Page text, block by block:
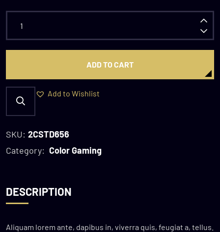
ADD TO CART
Add to Wishlist
SKU: 2CSTD656
Category: Color Gaming
DESCRIPTION
Aliquam lorem ante, dapibus in, viverra quis, feugiat a, tellus.